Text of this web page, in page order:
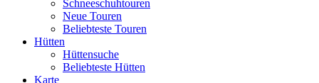
Schneeschuhtouren
Neue Touren
Beliebteste Touren
Hütten
Hüttensuche
Beliebteste Hütten
Karte